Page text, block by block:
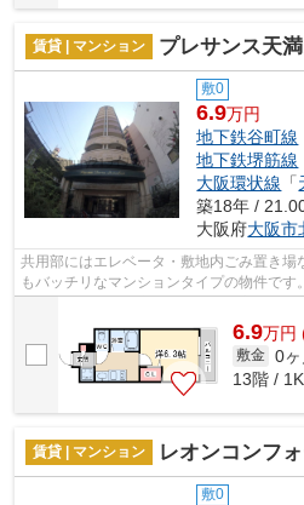
賃貸 | マンション プレサンス天満ス
敷0
6.9万円
地下鉄谷町線
地下鉄堺筋線
大阪環状線 「
築18年 /
大阪府大阪市
共用部にはエレベータ・敷地内ごみ置き場
もバッチリなマンションタイプの物件で
6.9万円
敷金 0ヶ
13階 /
賃貸 | マンション レオンコンフ
敷0